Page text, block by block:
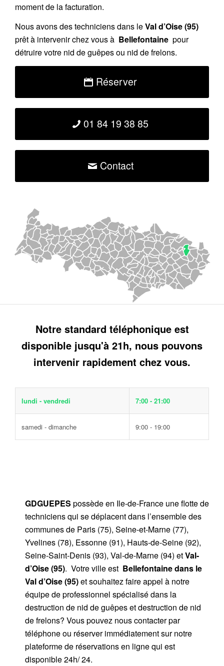
moment de la facturation.
Nous avons des techniciens dans leVal d’Oise (95)
prêt à intervenir chez vous à Bellefontaine pour
détruire votre nid de guêpes ou nid de frelons.
Réserver
01 84 19 38 85
Contact
Notre standard téléphonique est
disponible jusqu'à 21h, nous pouvons
intervenir rapidement chez vous.
lundi - vendredi 7:00 - 21:00
samedi - dimanche 9:00 - 19:00
GDGUEPES possède en Ile-de-France une flotte de
techniciens qui se déplacent dans l’ensemble des
communes de Paris (75), Seine-et-Marne (77),
Yvelines (78), Essonne (91), Hauts-de-Seine (92),
Seine-Saint-Denis (93), Val-de-Marne (94) etVal-
d’Oise (95). Votre ville est Bellefontaine dans le
Val d’Oise (95)et souhaitez faire appel à notre
équipe de professionnel spécialisé dans la
destruction de nid de guêpes et destruction de nid
de frelons? Vous pouvez nous contacter par
téléphone ou réserver immédiatement sur notre
plateforme de réservations en ligne qui est
disponible 24h/ 24.